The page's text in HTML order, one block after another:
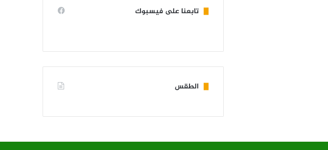
تابعنا على فيسبوك
الطقس